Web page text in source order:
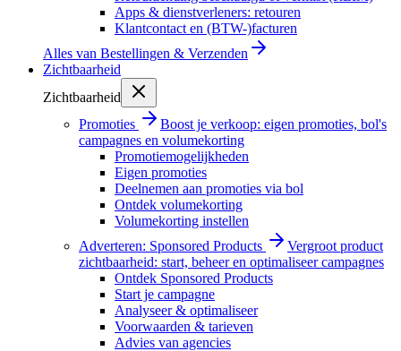
Apps & dienstverleners: retouren
Klantcontact en (BTW-)facturen
Alles van Bestellingen & Verzenden
Zichtbaarheid
Zichtbaarheid
Promoties
Boost je verkoop: eigen promoties, bol's
campagnes en volumekorting
Promotiemogelijkheden
Eigen promoties
Deelnemen aan promoties via bol
Ontdek volumekorting
Volumekorting instellen
Adverteren: Sponsored Products
Vergroot product
zichtbaarheid: start, beheer en optimaliseer campagnes
Ontdek Sponsored Products
Start je campagne
Analyseer & optimaliseer
Voorwaarden & tarieven
Advies van agencies